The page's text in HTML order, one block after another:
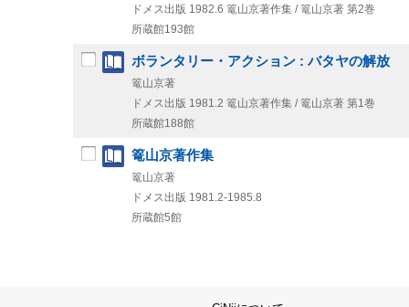
ドメス出版 1982.6 篭山京著作集 / 篭山京著 第2巻
所蔵館193館
ボランタリー・アクション : バタヤの解放
篭山京著
ドメス出版 1981.2 篭山京著作集 / 篭山京著 第1巻
所蔵館188館
篭山京著作集
篭山京著
ドメス出版 1981.2-1985.8
所蔵館5館